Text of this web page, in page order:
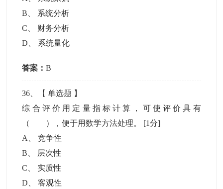
B
系统分析
C
财务分析
D
系统量化
答案：B
36 、【单选题 】
综合评价用定量指标计算，可使评价具有
（ ），便于用数学方法处理。 [1分]
A
、竞争性
B
层次性
C
实质性
D 、客观性